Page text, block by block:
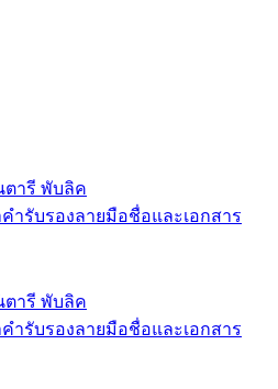
ตารี พับลิค
ำรับรองลายมือชื่อและเอกสาร
ตารี พับลิค
ำรับรองลายมือชื่อและเอกสาร